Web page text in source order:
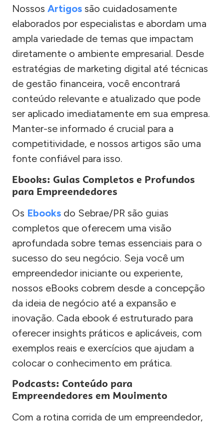
Nossos Artigos são cuidadosamente
elaborados por especialistas e abordam uma
ampla variedade de temas que impactam
diretamente o ambiente empresarial. Desde
estratégias de marketing digital até técnicas
de gestão financeira, você encontrará
conteúdo relevante e atualizado que pode
ser aplicado imediatamente em sua empresa.
Manter-se informado é crucial para a
competitividade, e nossos artigos são uma
fonte confiável para isso.
Ebooks: Guias Completos e Profundos
para Empreendedores
Os Ebooks do Sebrae/PR são guias
completos que oferecem uma visão
aprofundada sobre temas essenciais para o
sucesso do seu negócio. Seja você um
empreendedor iniciante ou experiente,
nossos eBooks cobrem desde a concepção
da ideia de negócio até a expansão e
inovação. Cada ebook é estruturado para
oferecer insights práticos e aplicáveis, com
exemplos reais e exercícios que ajudam a
colocar o conhecimento em prática.
Podcasts: Conteúdo para
Empreendedores em Movimento
Com a rotina corrida de um empreendedor,